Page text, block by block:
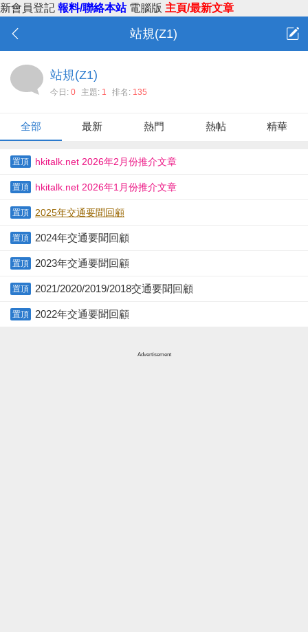
新會員登記 報料/聯絡本站 電腦版 主頁/最新文章
站規(Z1)
站規(Z1)
今日: 0 主題: 1 排名: 135
全部 最新 熱門 熱帖 精華
置頂 hkitalk.net 2026年2月份推介文章
置頂 hkitalk.net 2026年1月份推介文章
置頂 2025年交通要聞回顧
置頂 2024年交通要聞回顧
置頂 2023年交通要聞回顧
置頂 2021/2020/2019/2018交通要聞回顧
置頂 2022年交通要聞回顧
Advertisement